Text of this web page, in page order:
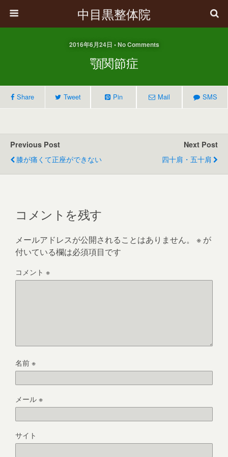
中目黒整体院
2016年6月24日 • No Comments
顎関節症
Share Tweet Pin Mail SMS
Previous Post
膝が痛くて正座ができない
Next Post
四十肩・五十肩
コメントを残す
メールアドレスが公開されることはありません。 ※ が
付いている欄は必須項目です
コメント ※
名前※
メール※
サイト